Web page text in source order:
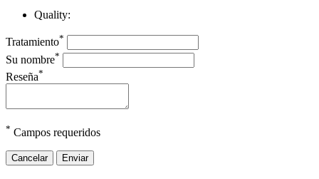
Quality:
Tratamiento*
Su nombre*
Reseña*
* Campos requeridos
Cancelar Enviar